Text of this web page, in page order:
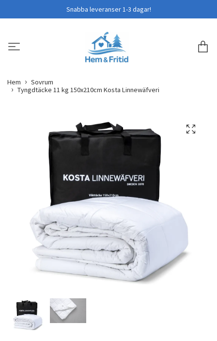
Snabba leveranser 1-3 dagar!
Hem
Sovrum
Tyngdtäcke 11 kg 150x210cm Kosta Linnewäfveri